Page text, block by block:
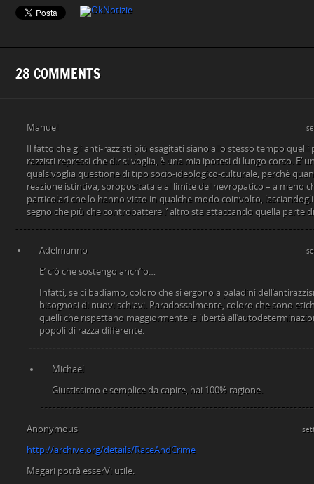
28 COMMENTS
Manuel
Il fatto che gli anti-razzisti più esagitati siano allo stesso tempo
razzisti repressi che dir si voglia, è una mia ipotesi di lungo corso. E’
qualsivoglia questione di tipo socio-ideologico-culturale, perchè
reazione istintiva, spropositata e al limite del nevropatico – a meno
particolari che lo hanno visto in qualche modo coinvolto,
segno che più che controbattere l’ altro sta attaccando quella parte
Adelmanno
E’ ciò che sostengo anch’io…
Infatti, se ci badiamo, coloro che si ergono a paladini
bisognosi di nuovi schiavi. Paradossalmente, coloro che sono
quelli che rispettano maggiormente la libertà
popoli di razza differente.
Michael
Giustissimo e semplice da capire, hai 100% ragione.
Anonymous
http://archive.org/details/RaceAndCrime
Magari potrà esserVi utile.